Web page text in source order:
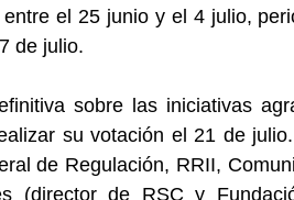
el 25 junio y el 4 julio,
de julio.
sobre las iniciativas
su votación el 21 de
de Regulación, RRII,
(director de RSC y